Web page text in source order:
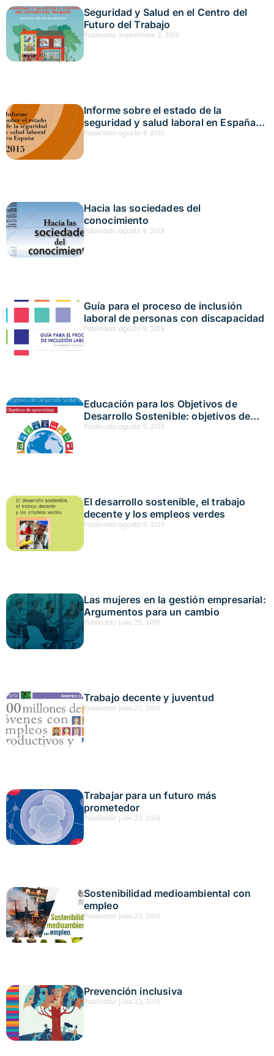
Seguridad y Salud en el Centro del
Futuro del Trabajo
Publicado: septiembre 2, 2019
Informe sobre el estado de la
seguridad y salud laboral en España
(2015)
Publicado: agosto 9, 2019
Hacia las sociedades del
conocimiento
Publicado: agosto 9, 2019
Guía para el proceso de inclusión
laboral de personas con discapacidad
Publicado: agosto 9, 2019
Educación para los Objetivos de
Desarrollo Sostenible: objetivos de
aprendizaje
Publicado: agosto 9, 2019
El desarrollo sostenible, el trabajo
decente y los empleos verdes
Publicado: agosto 9, 2019
Las mujeres en la gestión empresarial:
Argumentos para un cambio
Publicado: julio 25, 2019
Trabajo decente y juventud
Publicado: julio 22, 2019
Trabajar para un futuro más
prometedor
Publicado: julio 22, 2019
Sostenibilidad medioambiental con
empleo
Publicado: julio 22, 2019
Prevención inclusiva
Publicado: julio 22, 2019